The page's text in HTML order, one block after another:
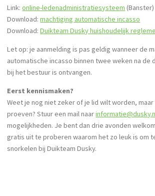
Link:online-ledenadministratiesysteem (Banster)
Download: machtiging automatische incasso
Download:Duikteam Dusky huishoudelijk
Let op: je aanmelding is pas geldig wanneer de
automatische incasso binnen twee weken na de
bij het bestuur is ontvangen.
Eerst kennismaken?
Weet je nog niet zeker of je lid wilt worden,
proeven? Stuur een mail naar
mogelijkheden. Je bent dan drie avonden
gratis uit te proberen waarom het zo leuk is om
snorkelen bij Duikteam Dusky.